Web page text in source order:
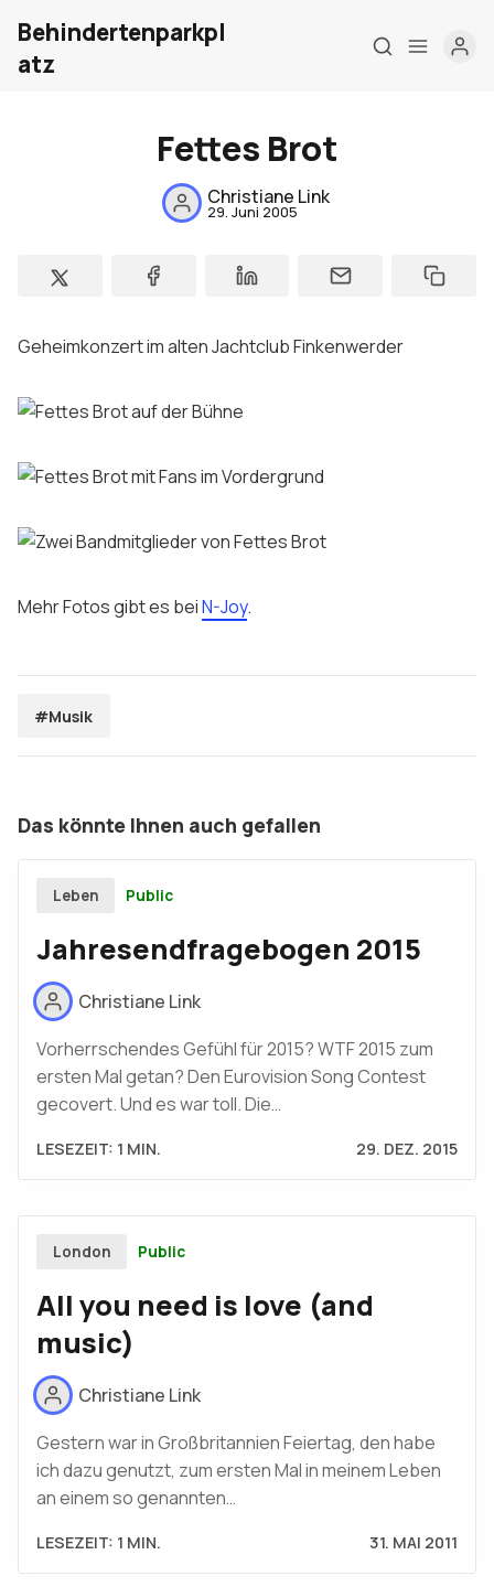
Über mich
Meine Firma
Sign up
Behindertenparkpl
atz
Fettes Brot
Christiane Link
29. Juni 2005
Geheimkonzert im alten Jachtclub Finkenwerder
Mehr Fotos gibt es beiN-Joy.
#Musik
Das könnte Ihnen auch gefallen
Leben Public
Jahresendfragebogen 2015
Christiane Link
Vorherrschendes Gefühl für 2015? WTF 2015 zum
ersten Mal getan? Den Eurovision Song Contest
gecovert. Und es war toll. Die…
LESEZEIT: 1 MIN. 29. DEZ. 2015
London Public
All you need is love (and
music)
Christiane Link
Gestern war in Großbritannien Feiertag, den habe
ich dazu genutzt, zum ersten Mal in meinem Leben
an einem so genannten…
LESEZEIT: 1 MIN. 31. MAI 2011